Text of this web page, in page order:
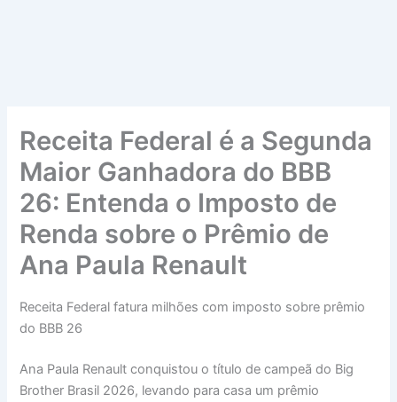
Receita Federal é a Segunda
Maior Ganhadora do BBB
26: Entenda o Imposto de
Renda sobre o Prêmio de
Ana Paula Renault
Receita Federal fatura milhões com imposto sobre prêmio
do BBB 26
Ana Paula Renault conquistou o título de campeã do Big
Brother Brasil 2026, levando para casa um prêmio